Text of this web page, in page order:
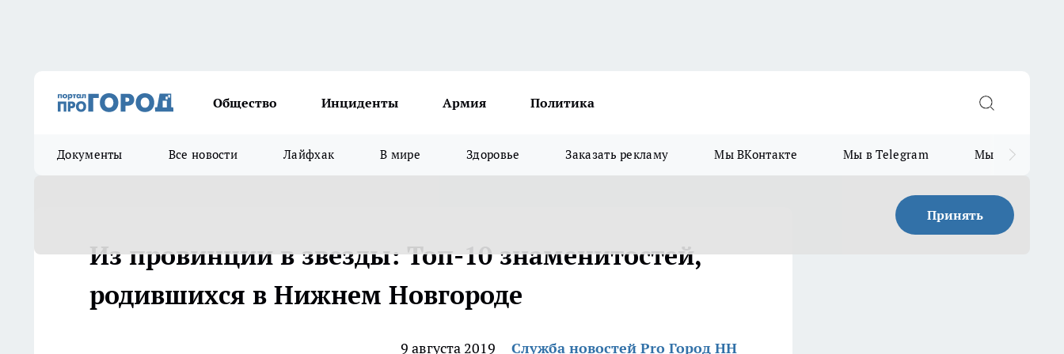
Общество Инциденты Армия Политика
Документы Все новости Лайфхак В мире Здоровье Заказать рекламу Мы ВКонтакте Мы в Telegram Мы в MAX
Принять
Из провинции в звезды: Топ-10 знаменитостей,
родившихся в Нижнем Новгороде
9 августа 2019
Служба новостей Pro Город НН